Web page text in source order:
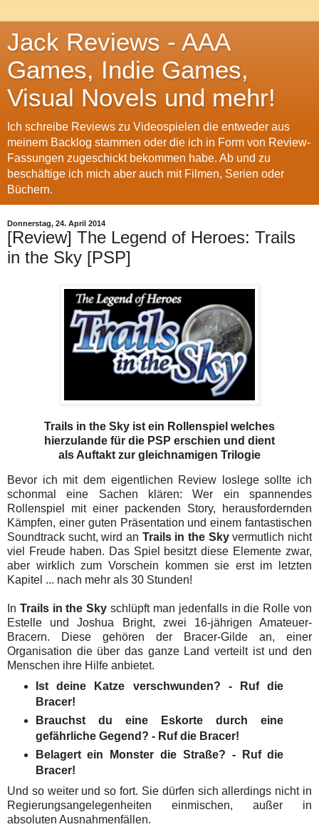
Jack Reviews - AAA
Games, Indie Games,
Visual Novels und mehr!
Ich schreibe Reviews zu Videospielen die entweder aus
meinem Backlog stammen oder die ich in Form von Review-
Fassungen zugeschickt bekommen habe. Ab und zu
beschäftige ich mich aber auch mit Filmen, Serien oder
Büchern.
Donnerstag, 24. April 2014
[Review] The Legend of Heroes: Trails
in the Sky [PSP]
Trails in the Sky ist ein Rollenspiel welches
hierzulande für die PSP erschien und dient
als Auftakt zur gleichnamigen Trilogie
Bevor ich mit dem eigentlichen Review loslege sollte ich
schonmal eine Sachen klären: Wer ein spannendes
Rollenspiel mit einer packenden Story, herausfordernden
Kämpfen, einer guten Präsentation und einem fantastischen
Soundtrack sucht, wird an Trails in the Skyvermutlich nicht
viel Freude haben. Das Spiel besitzt diese Elemente zwar,
aber wirklich zum Vorschein kommen sie erst im letzten
Kapitel ... nach mehr als 30 Stunden!
In Trails in the Sky schlüpft man jedenfalls in die Rolle von
Estelle und Joshua Bright, zwei 16-jährigen Amateuer-
Bracern. Diese gehören der Bracer-Gilde an, einer
Organisation die über das ganze Land verteilt ist und den
Menschen ihre Hilfe anbietet.
Ist deine Katze verschwunden? - Ruf die
Bracer!
Brauchst du eine Eskorte durch eine
gefährliche Gegend? - Ruf die Bracer!
Belagert ein Monster die Straße? - Ruf die
Bracer!
Und so weiter und so fort. Sie dürfen sich allerdings nicht in
Regierungsangelegenheiten einmischen, außer in
absoluten Ausnahmenfällen.